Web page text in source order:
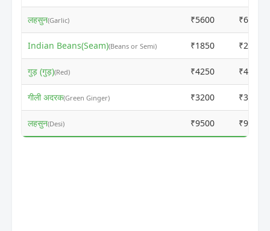
लहसुन(Garlic) ₹5600 ₹6110
Indian Beans(Seam)(Beans or Semi) ₹1850 ₹2310
गुड़ (गुड़)(Red) ₹4250 ₹4410
गीली अदरक(Green Ginger) ₹3200 ₹3510
लहसुन(Desi) ₹9500 ₹9910